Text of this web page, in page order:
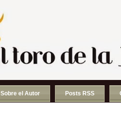
Sobre el Autor Posts RSS